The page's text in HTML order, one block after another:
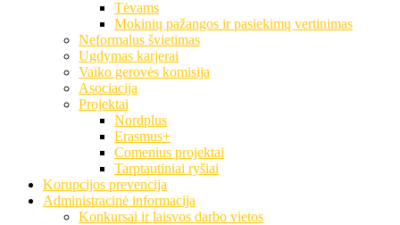
Tėvams
Mokinių pažangos ir pasiekimų vertinimas
Neformalus švietimas
Ugdymas karjerai
Vaiko gerovės komisija
Asociacija
Projektai
Nordplus
Erasmus+
Comenius projektai
Tarptautiniai ryšiai
Korupcijos prevencija
Administracinė informacija
Konkursai ir laisvos darbo vietos